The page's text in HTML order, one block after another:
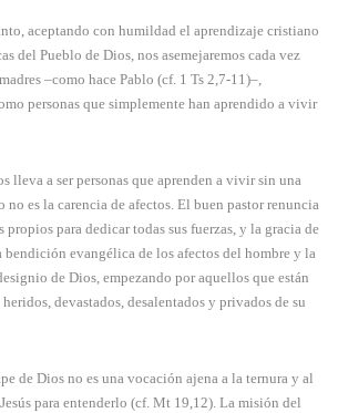
aceptando con humildad el aprendizaje cristiano
del Pueblo de Dios, nos asemejaremos cada vez
–como hace Pablo (cf. 1 Ts 2,7-11)–,
personas que simplemente han aprendido a vivir
lleva a ser personas que aprenden a vivir sin una
es la carencia de afectos. El buen pastor renuncia
propios para dedicar todas sus fuerzas, y la gracia de
bendición evangélica de los afectos del hombre y la
de Dios, empezando por aquellos que están
devastados, desalentados y privados de su
de Dios no es una vocación ajena a la ternura y al
para entenderlo (cf. Mt 19,12). La misión del